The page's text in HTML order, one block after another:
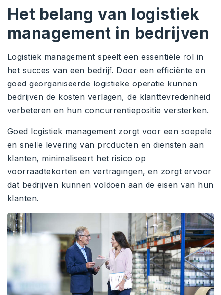
Het belang van logistiek
management in bedrijven
Logistiek management speelt een essentiële rol in
het succes van een bedrijf. Door een efficiënte en
goed georganiseerde logistieke operatie kunnen
bedrijven de kosten verlagen, de klanttevredenheid
verbeteren en hun concurrentiepositie versterken.
Goed logistiek management zorgt voor een soepele
en snelle levering van producten en diensten aan
klanten, minimaliseert het risico op
voorraadtekorten en vertragingen, en zorgt ervoor
dat bedrijven kunnen voldoen aan de eisen van hun
klanten.